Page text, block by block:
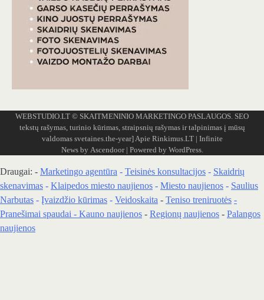
WEBSTUDIO.LT © SKAITMENINIO MARKETINGO PASLAUGOS. SEO
tekstų rašymas, turinio kūrimas, straipsnių rašymas ir talpinimas į mūsų
valdomas svetaines.the-year] Apie Rinkimus.LT| Infinite
News by Ascendoor| Powered by WordPress.
Draugai: - Marketingo agentūra - Teisinės konsultacijos - Skaidrių
skenavimas - Klaipedos miesto naujienos - Miesto naujienos - Saulius
Narbutas - Įvaizdžio kūrimas - Veidoskaita - Teniso treniruotės -
Pranešimai spaudai - Kauno naujienos - Regionų naujienos - Palangos
naujienos